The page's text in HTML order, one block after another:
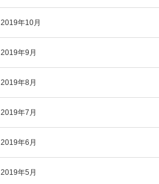
2019年10月
2019年9月
2019年8月
2019年7月
2019年6月
2019年5月